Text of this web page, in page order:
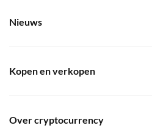
Nieuws
Kopen en verkopen
Over cryptocurrency